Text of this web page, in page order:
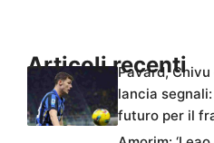
Articoli recenti
Pavard,
lancia
futuro per il